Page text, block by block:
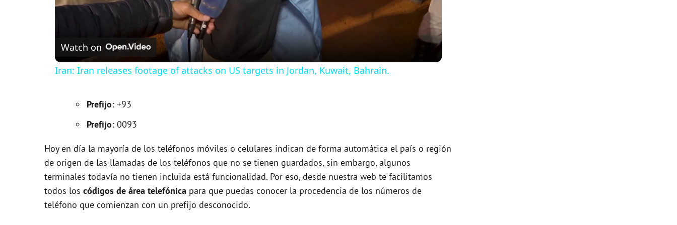
y
d
e
o
Watch on
Iran: Iran releases footage of attacks on US targets in Jordan, Kuwait, Bahrain.
Prefijo: +93
Prefijo: 0093
Hoy en día la mayoría de los teléfonos móviles o celulares indican de forma automática el país o región
de origen de las llamadas de los teléfonos que no se tienen guardados, sin embargo, algunos
terminales todavía no tienen incluida está funcionalidad. Por eso, desde nuestra web te facilitamos
todos los códigos de área telefónica para que puedas conocer la procedencia de los números de
teléfono que comienzan con un prefijo desconocido.